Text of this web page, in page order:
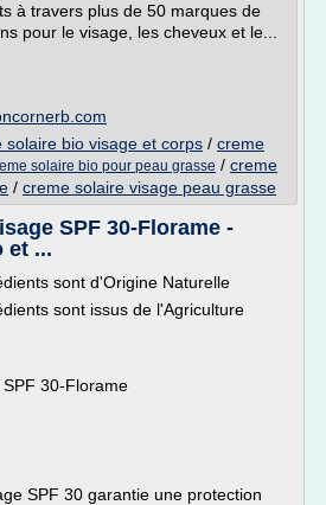
à travers plus de 50 marques de
pour le visage, les cheveux et le...
solaire bio visage et corps / creme
solaire bio pour peau grasse / creme
/ creme solaire visage peau grasse
SPF 30-Florame -
et ...
sont d'Origine Naturelle
sont issus de l'Agriculture
30-Florame
SPF 30 garantie une protection